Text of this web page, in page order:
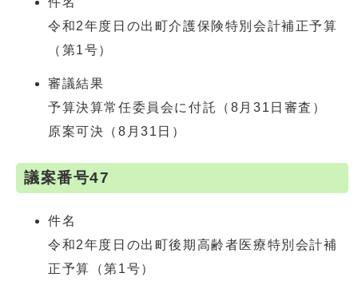
令和2年度日の出町介護保険特別会計補正予算
（第1号）
審議結果
予算決算常任委員会に付託（8月31日審査）
原案可決（8月31日）
議案番号47
件名
令和2年度日の出町後期高齢者医療特別会計補
正予算（第1号）